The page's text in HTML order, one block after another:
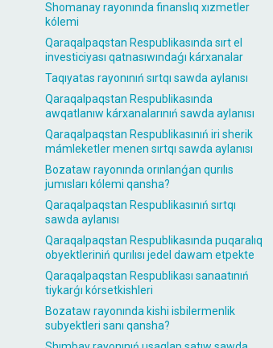
Shomanay rayonında finanslıq xızmetler
kólemi
Qaraqalpaqstan Respublikasında sırt el
investiciyası qatnasıwındaǵı kárxanalar
Taqıyatas rayonınıń sırtqı sawda aylanısı
Qaraqalpaqstan Respublikasında
awqatlanıw kárxanalarınıń sawda aylanısı
Qaraqalpaqstan Respublikasınıń iri sherik
mámleketler menen sırtqı sawda aylanısı
Bozataw rayonında orınlanǵan qurılıs
jumısları kólemi qansha?
Qaraqalpaqstan Respublikasınıń sırtqı
sawda aylanısı
Qaraqalpaqstan Respublikasında puqaralıq
obyektleriniń qurılısı jedel dawam etpekte
Qaraqalpaqstan Respublikası sanaatınıń
tiykarǵı kórsetkishleri
Bozataw rayonında kishi isbilermenlik
subyektleri sanı qansha?